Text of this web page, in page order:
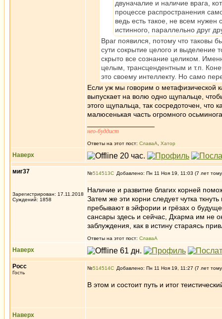
двуначалие и наличие врага,
процессе распространения
ведь есть такое, не всем нужен
истинного, параллельно друг
Враг появился, потому что таковы
сути сокрытие целого и выделение
скрыто все сознание целиком.
целым, трансцендентным и т.п.
это своему интеллекту. Но само
Если уж мы говорим о метафизической
выпускает на волю одно щупальце,
этого щупальца, так сосредоточен, что
малюсенькая часть огромного
нео-буддист
Ответы на этот пост: СлаваА Хатор
Наверх
миг37
Зарегистрирован: 17.11.2018
Суждений: 1858
№514513 Добавлено: Пн 11 Ноя 19, 11:03 (7 лет
Наличие и развитие благих корней
Затем же эти корни следует чутка
пребывают в эйфории и грёзах о
сансары здесь и сейчас, Дхарма им не
заблуждения, как в истину стараясь
Ответы на этот пост: СлаваА
Наверх
Росс
Гость
№514514 Добавлено: Пн 11 Ноя 19, 11:27 (7 лет
В этом и состоит путь и итог
Наверх